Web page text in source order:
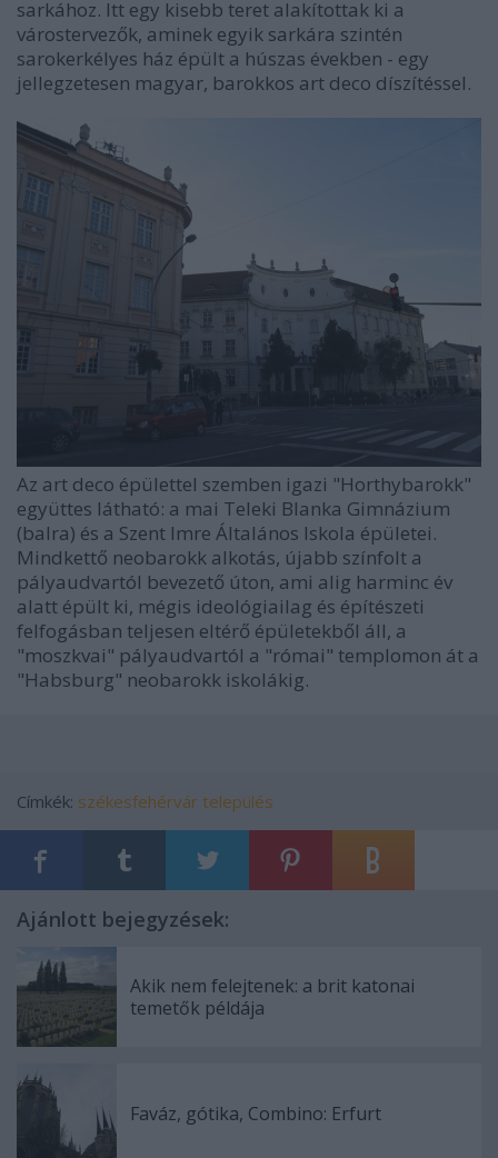
sarkához. Itt egy kisebb teret alakítottak ki a
várostervezők, aminek egyik sarkára szintén
sarokerkélyes ház épült a húszas években - egy
jellegzetesen magyar, barokkos art deco díszítéssel.
Az art deco épülettel szemben igazi "Horthybarokk"
együttes látható: a mai Teleki Blanka Gimnázium
(balra) és a Szent Imre Általános Iskola épületei.
Mindkettő neobarokk alkotás, újabb színfolt a
pályaudvartól bevezető úton, ami alig harminc év
alatt épült ki, mégis ideológiailag és építészeti
felfogásban teljesen eltérő épületekből áll, a
"moszkvai" pályaudvartól a "római" templomon át a
"Habsburg" neobarokk iskolákig.
Címkék: székesfehérvár település
Ajánlott bejegyzések:
Akik nem felejtenek: a brit katonai
temetők példája
Faváz, gótika, Combino: Erfurt